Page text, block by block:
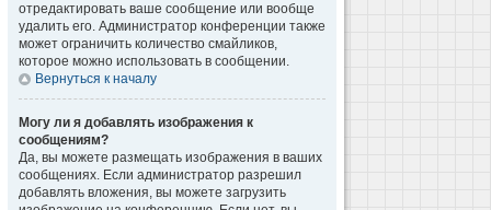
отредактировать ваше сообщение или вообще
удалить его. Администратор конференции также
может ограничить количество смайликов,
которое можно использовать в сообщении.
Вернуться к началу
Могу ли я добавлять изображения к
сообщениям?
Да, вы можете размещать изображения в ваших
сообщениях. Если администратор разрешил
добавлять вложения, вы можете загрузить